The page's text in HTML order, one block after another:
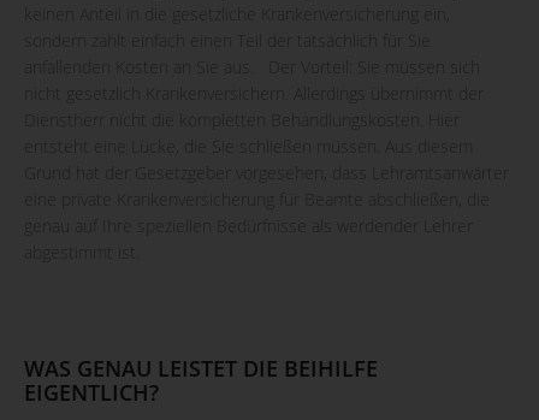
keinen Anteil in die gesetzliche Krankenversicherung ein,
sondern zahlt einfach einen Teil der tatsächlich für Sie
anfallenden Kosten an Sie aus. Der Vorteil: Sie müssen sich
nicht gesetzlich Krankenversichern. Allerdings übernimmt der
Dienstherr nicht die kompletten Behandlungskosten. Hier
entsteht eine Lücke, die Sie schließen müssen. Aus diesem
Grund hat der Gesetzgeber vorgesehen, dass Lehramtsanwärter
eine private Krankenversicherung für Beamte abschließen, die
genau auf Ihre speziellen Bedürfnisse als werdender Lehrer
WAS GENAU LEISTET DIE BEIHILFE
EIGENTLICH?